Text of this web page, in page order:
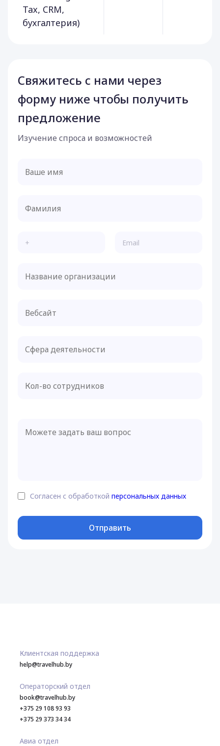
Tax, CRM,
бухгалтерия)
Свяжитесь с нами через
форму ниже чтобы получить
предложение
Изучение спроса и возможностей
Кол-во сотрудников
Согласен с обработкой персональных данных
Отправить
Клиентская поддержка
help@travelhub.by
Операторский отдел
book@travelhub.by
+375 29 108 93 93
+375 29 373 34 34
Авиа отдел